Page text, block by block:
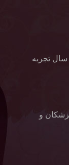
دکتر ویدا یوسفیان پزشک زنان با بیش از 15 سال تجربه
و